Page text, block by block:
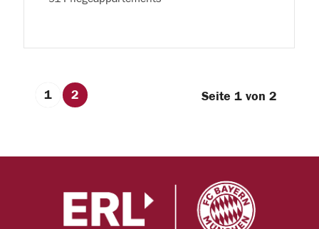
Seite 1 von 2
1 2